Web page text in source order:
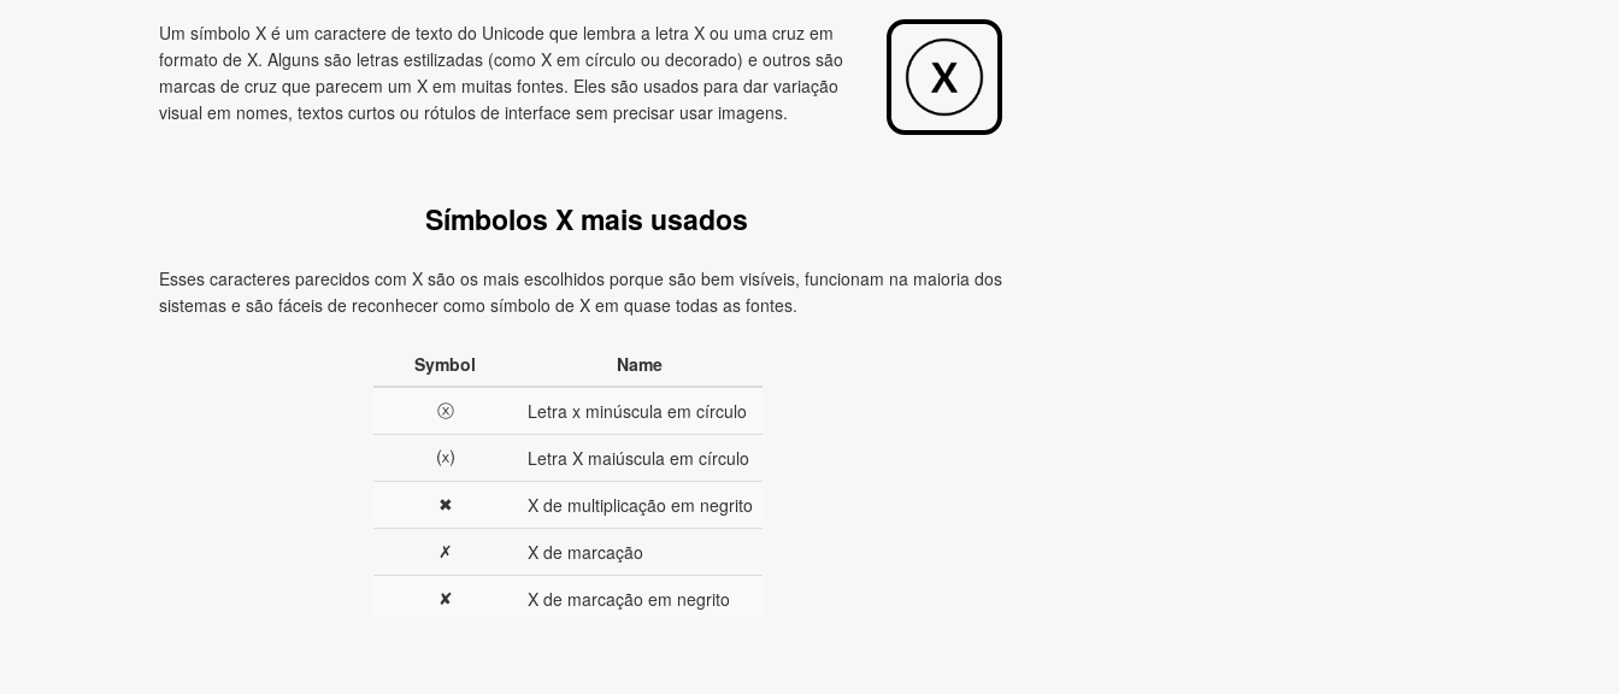
Um símbolo X é um caractere de texto do Unicode que lembra a letra X ou uma cruz em
formato de X. Alguns são letras estilizadas (como X em círculo ou decorado) e outros são
marcas de cruz que parecem um X em muitas fontes. Eles são usados para dar variação
visual em nomes, textos curtos ou rótulos de interface sem precisar usar imagens.
Símbolos X mais usados
Esses caracteres parecidos com X são os mais escolhidos porque são bem visíveis, funcionam na maioria dos
sistemas e são fáceis de reconhecer como símbolo de X em quase todas as fontes.
Symbol
Name
ⓧ
Letra x minúscula em círculo
⒳
Letra X maiúscula em círculo
✖
X de multiplicação em negrito
✗
X de marcação
✘
X de marcação em negrito